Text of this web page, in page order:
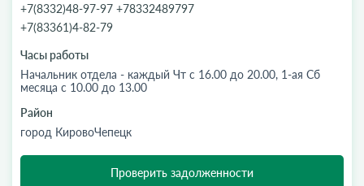
+7(8332)48-97-97 +78332489797
+7(83361)4-82-79
Часы работы
Начальник отдела - каждый Чт с 16.00 до 20.00, 1-ая Сб
месяца с 10.00 до 13.00
Район
город КировоЧепецк
Проверить задолженности